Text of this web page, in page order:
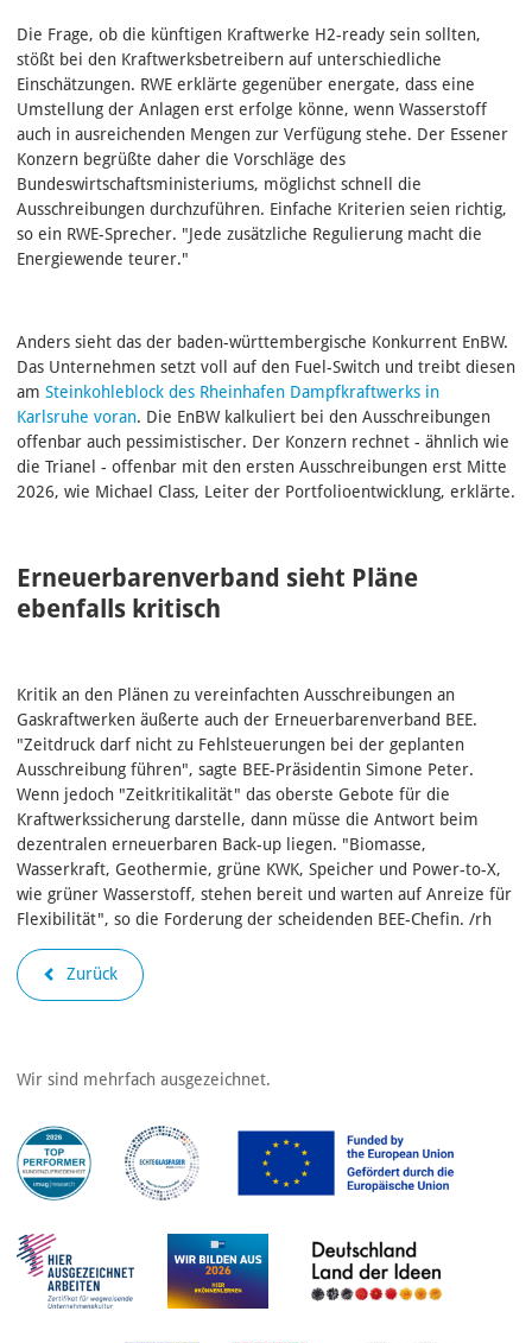
Die Frage, ob die künftigen Kraftwerke H2-ready sein sollten,
stößt bei den Kraftwerksbetreibern auf unterschiedliche
Einschätzungen. RWE erklärte gegenüber energate, dass eine
Umstellung der Anlagen erst erfolge könne, wenn Wasserstoff
auch in ausreichenden Mengen zur Verfügung stehe. Der Essener
Konzern begrüßte daher die Vorschläge des
Bundeswirtschaftsministeriums, möglichst schnell die
Ausschreibungen durchzuführen. Einfache Kriterien seien richtig,
so ein RWE-Sprecher. "Jede zusätzliche Regulierung macht die
Energiewende teurer."
Anders sieht das der baden-württembergische Konkurrent EnBW.
Das Unternehmen setzt voll auf den Fuel-Switch und treibt diesen
am Steinkohleblock des Rheinhafen Dampfkraftwerks in
Karlsruhe voran. Die EnBW kalkuliert bei den Ausschreibungen
offenbar auch pessimistischer. Der Konzern rechnet - ähnlich wie
die Trianel - offenbar mit den ersten Ausschreibungen erst Mitte
2026, wie Michael Class, Leiter der Portfolioentwicklung, erklärte.
Erneuerbarenverband sieht Pläne
ebenfalls kritisch
Kritik an den Plänen zu vereinfachten Ausschreibungen an
Gaskraftwerken äußerte auch der Erneuerbarenverband BEE.
"Zeitdruck darf nicht zu Fehlsteuerungen bei der geplanten
Ausschreibung führen", sagte BEE-Präsidentin Simone Peter.
Wenn jedoch "Zeitkritikalität" das oberste Gebote für die
Kraftwerkssicherung darstelle, dann müsse die Antwort beim
dezentralen erneuerbaren Back-up liegen. "Biomasse,
Wasserkraft, Geothermie, grüne KWK, Speicher und Power-to-X,
wie grüner Wasserstoff, stehen bereit und warten auf Anreize für
Flexibilität", so die Forderung der scheidenden BEE-Chefin. /rh
Zurück
Wir sind mehrfach ausgezeichnet.